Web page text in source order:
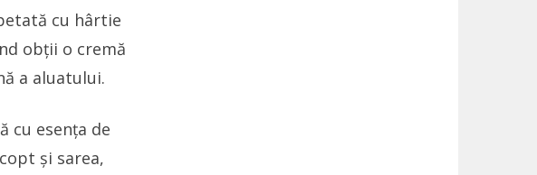
cu hârtie
obții o cremă
a aluatului.
cu esența de
și sarea,